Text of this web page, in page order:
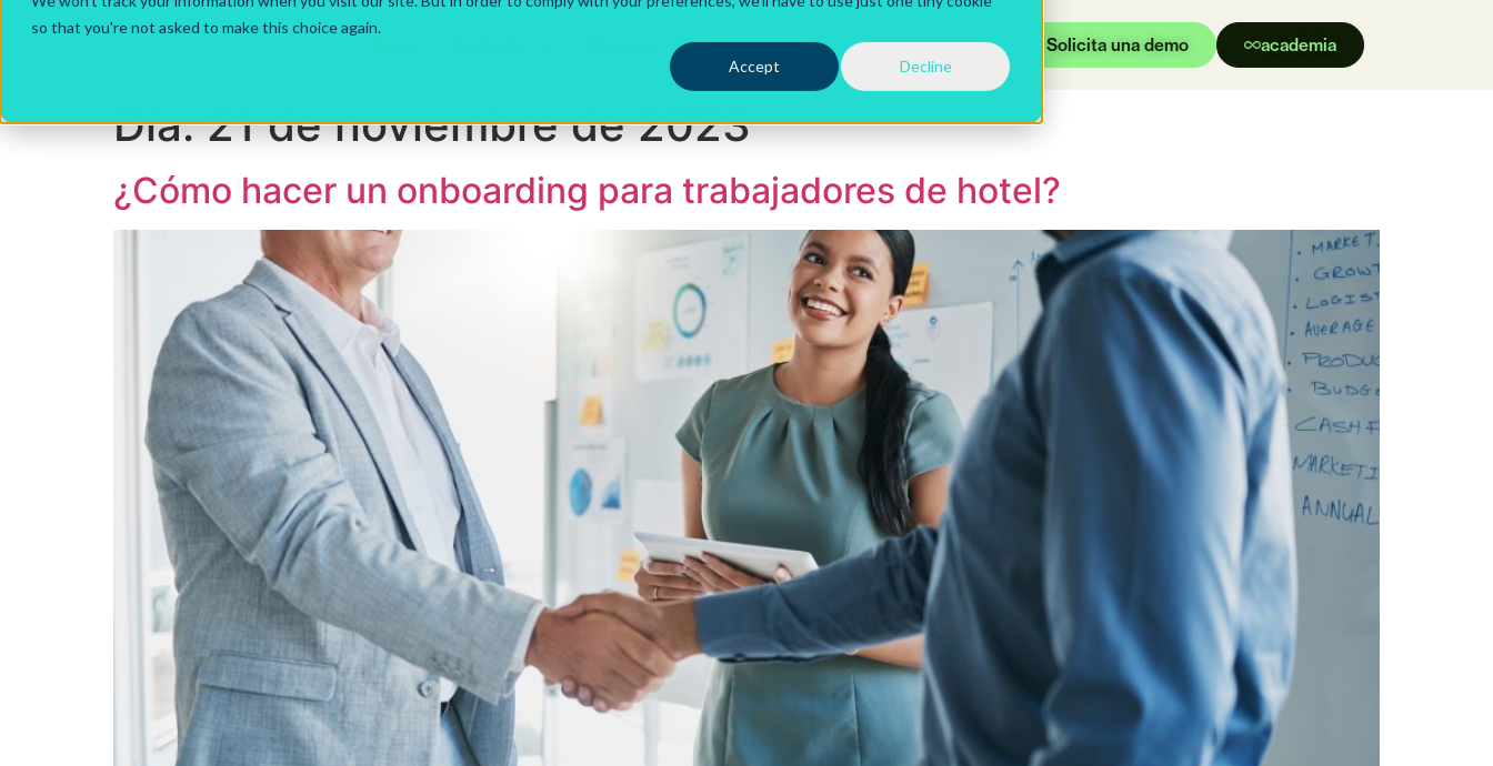
so that you're not asked to make this choice again.
Accept Decline
Solicita una demo academia
Día:21 de noviembre de 2023
¿Cómo hacer un onboarding para trabajadores de hotel?